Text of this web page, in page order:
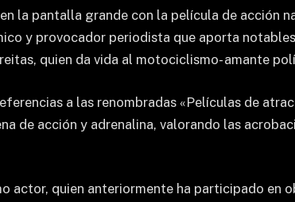
la pantalla grande con la película de acción
y provocador periodista que aporta
quien da vida al motociclismo- amante
a las renombradas «Películas de
de acción y adrenalina, valorando las
actor, quien anteriormente ha participado en